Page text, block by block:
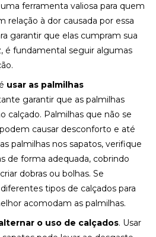
ferramenta valiosa para quem
relação à dor causada por essa
garantir que elas cumpram sua
é fundamental seguir algumas
usar as palmilhas
garantir que as palmilhas
calçado. Palmilhas que não se
causar desconforto e até
palmilhas nos sapatos, verifique
de forma adequada, cobrindo
dobras ou bolhas. Se
tipos de calçados para
acomodam as palmilhas.
o uso de calçados. Usar
O TRATAMENTO
VESTIBULAR
E A QUALIDADE DE VIDA